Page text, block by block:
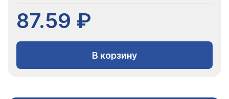
87.59 ₽
В корзину